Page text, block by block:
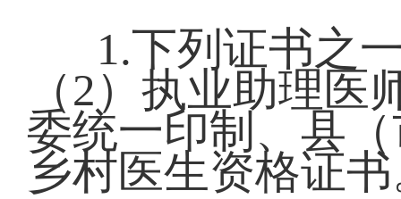
1.下列证书之
（2）执业助理
委统一印制、县
乡村医生资格证